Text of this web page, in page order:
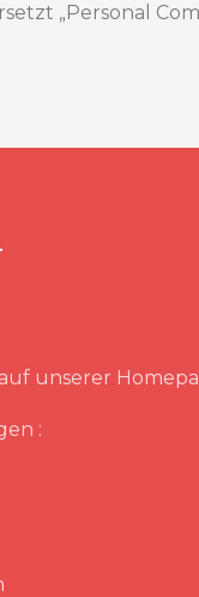
„Personal
unserer
: